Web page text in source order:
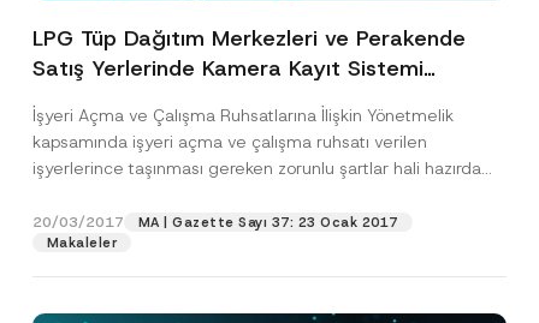
LPG Tüp Dağıtım Merkezleri ve Perakende
Satış Yerlerinde Kamera Kayıt Sistemi
Kurulması Zorunlu Hale Getirildi
İşyeri Açma ve Çalışma Ruhsatlarına İlişkin Yönetmelik
kapsamında işyeri açma ve çalışma ruhsatı verilen
işyerlerince taşınması gereken zorunlu şartlar hali hazırda
20/03/2017
MA | Gazette Sayı 37: 23 Ocak 2017
Makaleler